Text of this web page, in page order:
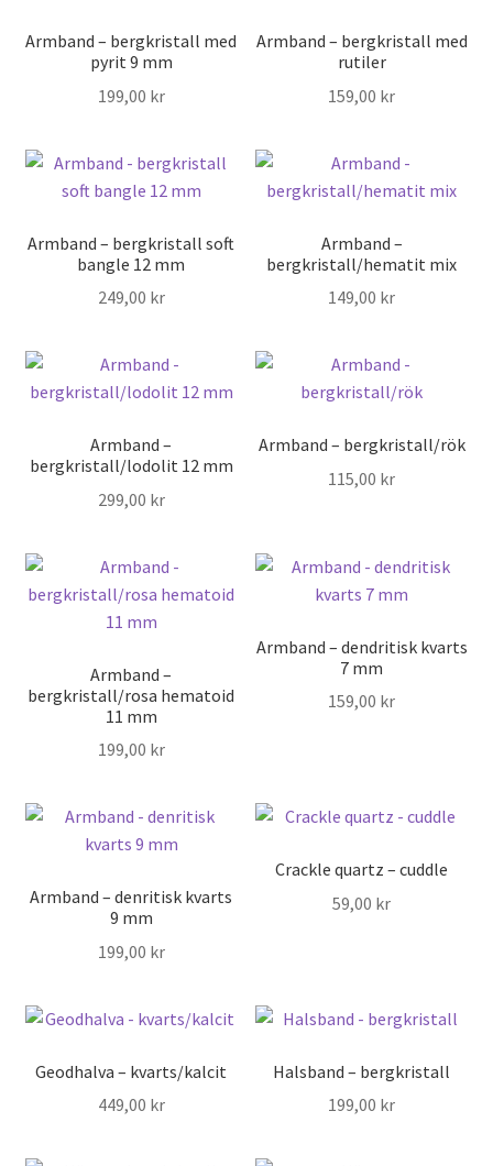
Armband – bergkristall med
pyrit 9 mm
199,00 kr
Armband – bergkristall med
rutiler
159,00 kr
Armband – bergkristall soft
bangle 12 mm
249,00 kr
Armband –
bergkristall/hematit mix
149,00 kr
Armband –
bergkristall/lodolit 12 mm
299,00 kr
Armband – bergkristall/rök
115,00 kr
Armband –
bergkristall/rosa hematoid
11 mm
199,00 kr
Armband – dendritisk kvarts
7 mm
159,00 kr
Armband – denritisk kvarts
9 mm
199,00 kr
Crackle quartz – cuddle
59,00 kr
Geodhalva – kvarts/kalcit
449,00 kr
Halsband – bergkristall
199,00 kr